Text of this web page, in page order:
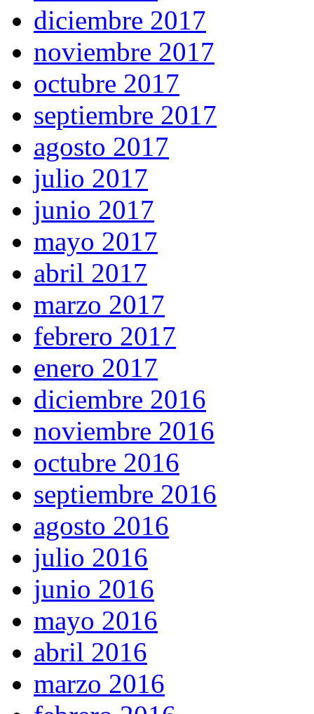
diciembre 2017
noviembre 2017
octubre 2017
septiembre 2017
agosto 2017
julio 2017
junio 2017
mayo 2017
abril 2017
marzo 2017
febrero 2017
enero 2017
diciembre 2016
noviembre 2016
octubre 2016
septiembre 2016
agosto 2016
julio 2016
junio 2016
mayo 2016
abril 2016
marzo 2016